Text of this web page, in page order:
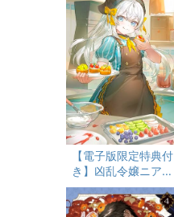
【電子版限定特典付
き】凶乱令嬢ニア・
リストン11病弱令嬢
に転生した神殺しの